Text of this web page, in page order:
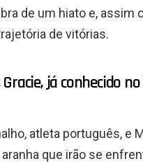
de um hiato e, assim
de vitórias.
já conhecido
atleta português, e
que irão se